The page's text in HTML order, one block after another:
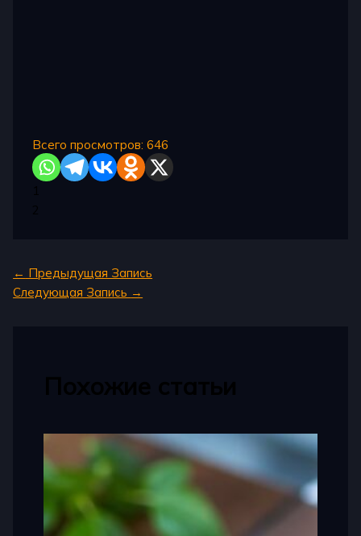
Всего просмотров: 646
← Предыдущая Запись
Следующая Запись →